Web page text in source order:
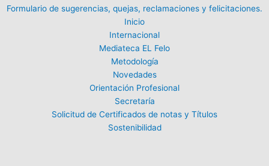
Formulario de sugerencias, quejas, reclamaciones y felicitaciones.
Inicio
Internacional
Mediateca EL Felo
Metodología
Novedades
Orientación Profesional
Secretaría
Solicitud de Certificados de notas y Títulos
Sostenibilidad